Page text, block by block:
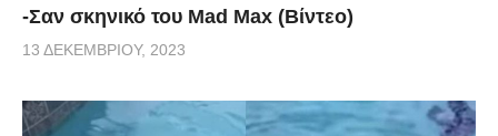
-Σαν σκηνικό του Mad Max (Βίντεο)
13 ΔΕΚΕΜΒΡΊΟΥ, 2023